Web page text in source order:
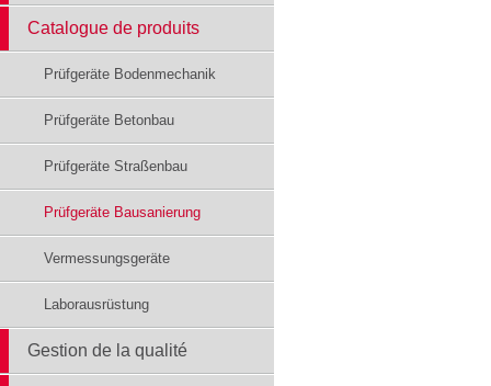
Catalogue de produits
Prüfgeräte Bodenmechanik
Prüfgeräte Betonbau
Prüfgeräte Straßenbau
Prüfgeräte Bausanierung
Vermessungsgeräte
Laborausrüstung
Gestion de la qualité